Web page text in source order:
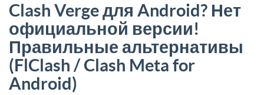
Clash Verge для Android? Нет
официальной версии!
Правильные альтернативы
(FlClash / Clash Meta for
Android)